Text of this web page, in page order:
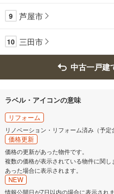
9 芦屋市
10 三田市
中古一戸建
ラベル・アイコンの意味
リフォーム
リノベーション・リフォーム済み（予定
価格更新
価格の更新があった物件です。
複数の価格が表示されている物件に関
あった場合に表示されます。
NEW
情報公開日が7日以内の場合に表示されま